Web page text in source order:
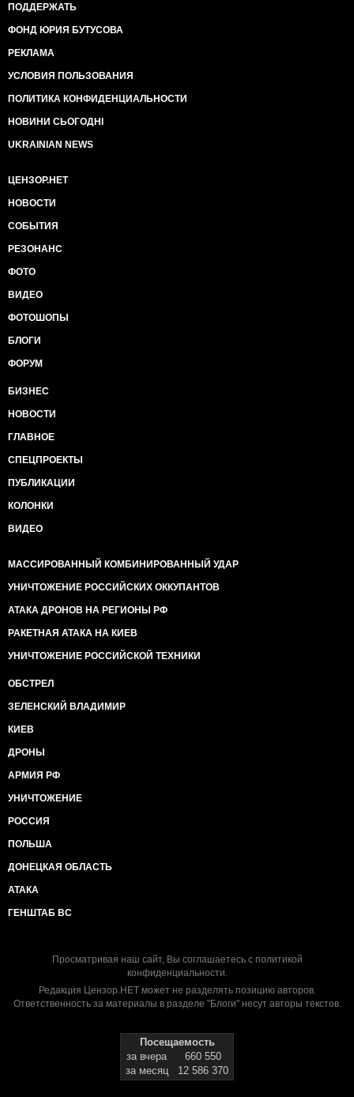
ПОДДЕРЖАТЬ
ФОНД ЮРИЯ БУТУСОВА
РЕКЛАМА
УСЛОВИЯ ПОЛЬЗОВАНИЯ
ПОЛИТИКА КОНФИДЕНЦИАЛЬНОСТИ
НОВИНИ СЬОГОДНІ
UKRAINIAN NEWS
ЦЕНЗОР.НЕТ
НОВОСТИ
СОБЫТИЯ
РЕЗОНАНС
ФОТО
ВИДЕО
ФОТОШОПЫ
БЛОГИ
ФОРУМ
БИЗНЕС
НОВОСТИ
ГЛАВНОЕ
СПЕЦПРОЕКТЫ
ПУБЛИКАЦИИ
КОЛОНКИ
ВИДЕО
МАССИРОВАННЫЙ КОМБИНИРОВАННЫЙ УДАР
УНИЧТОЖЕНИЕ РОССИЙСКИХ ОККУПАНТОВ
АТАКА ДРОНОВ НА РЕГИОНЫ РФ
РАКЕТНАЯ АТАКА НА КИЕВ
УНИЧТОЖЕНИЕ РОССИЙСКОЙ ТЕХНИКИ
ОБСТРЕЛ
ЗЕЛЕНСКИЙ ВЛАДИМИР
КИЕВ
ДРОНЫ
АРМИЯ РФ
УНИЧТОЖЕНИЕ
РОССИЯ
ПОЛЬША
ДОНЕЦКАЯ ОБЛАСТЬ
АТАКА
ГЕНШТАБ ВС
Просматривая наш сайт, Вы соглашаетесь с политикой
конфиденциальности.
Редакция Цензор.НЕТ может не разделять позицию авторов.
Ответственность за материалы в разделе "Блоги" несут авторы текстов.
Посещаемость
за вчера
660 550
за месяц
12 586 370